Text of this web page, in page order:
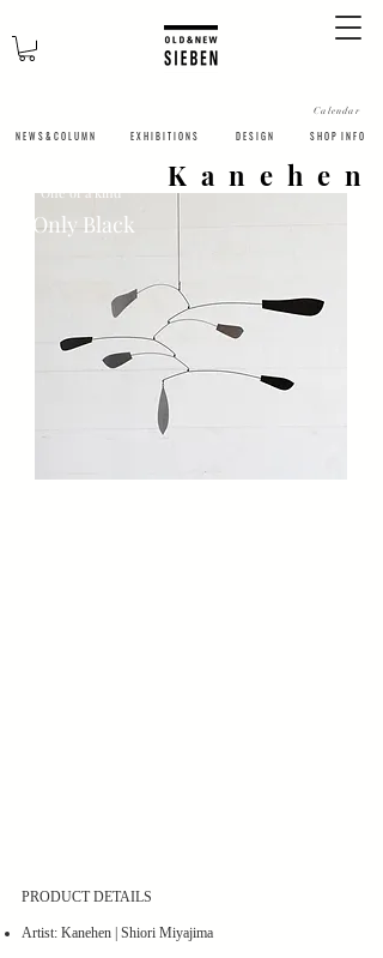
N E W S & C O L U M N
Calendar
​E X H I B I T I O N S D E S I G N S H O P I N F O
Kanehen
​Only Black
One of a kind
PRODUCT DETAILS
​Artist: Kanehen | Shiori Miyajima